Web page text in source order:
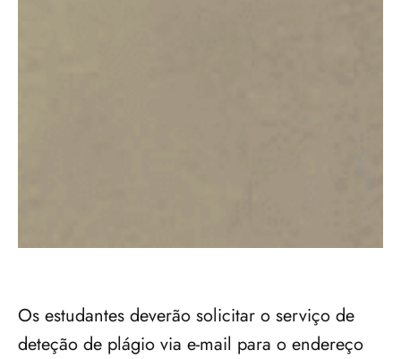
Os estudantes deverão solicitar o serviço de
deteção de plágio via e-mail para o endereço